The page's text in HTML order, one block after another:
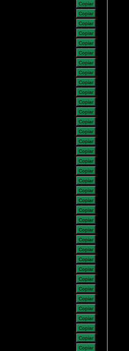
Copiar
Copiar
Copiar
Copiar
Copiar
Copiar
Copiar
Copiar
Copiar
Copiar
Copiar
Copiar
Copiar
Copiar
Copiar
Copiar
Copiar
Copiar
Copiar
Copiar
Copiar
Copiar
Copiar
Copiar
Copiar
Copiar
Copiar
Copiar
Copiar
Copiar
Copiar
Copiar
Copiar
Copiar
Copiar
Copiar